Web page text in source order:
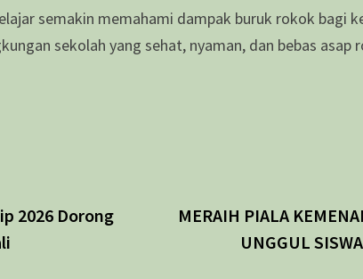
semakin memahami dampak buruk rokok bagi
sekolah yang sehat, nyaman, dan bebas asap
2026 Dorong
MERAIH PIALA
UNGGUL